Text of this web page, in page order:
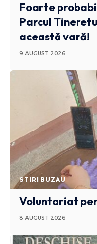
Foarte
Parcul
această vară!
9 AUGUST 2026
STIRI BUZAU
Voluntariat
8 AUGUST 2026